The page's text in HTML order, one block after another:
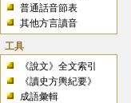
普通話音節表
其他方言讀音
工具
《說文》全文索引
《讀史方輿紀要》
成語彙輯